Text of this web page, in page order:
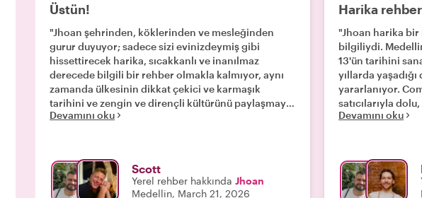
Üstün!
"Jhoan şehrinden, köklerinden ve mesleğinden
gurur duyuyor; sadece sizi evinizdeymiş gibi
hissettirecek harika, sıcakkanlı ve inanılmaz
derecede bilgili bir rehber olmakla kalmıyor, aynı
zamanda ülkesinin dikkat çekici ve karmaşık
tarihini ve zengin ve dirençli kültürünü paylaşmaya
kendini adamış biri olarak da öne çıkıyor. Jhoan
geçirdiğiniz her dakikadan keyif alacaksınız. "
Devamını oku
Scott
Yerel rehber hakkında Jhoan
Medellin, March 21, 2026
Harika rehber
"Jhoan harika bir
bilgiliydi.
13'ün tarihini
yıllarda
yararlanıyor.
satıcılarıyla
dönüşmüş
Devamını oku